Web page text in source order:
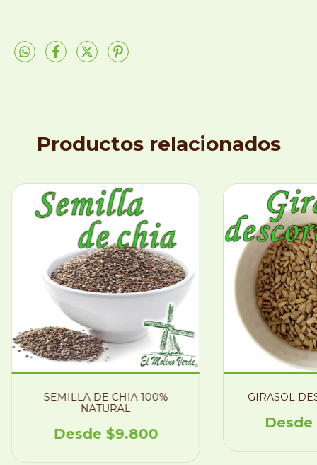
Productos relacionados
SEMILLA DE CHIA 100%
NATURAL
$9.800
GIRASOL